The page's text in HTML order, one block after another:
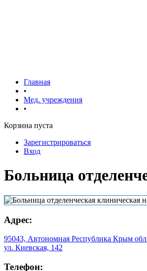
Главная
•
Мед. учреждения
•
Корзина пуста
Зарегистрироваться
Вход
Больница
Адрес:
95043, Автономная Республика Крым
ул. Киевская, 142
Телефон: